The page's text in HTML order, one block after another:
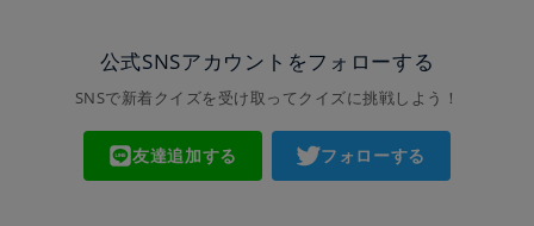
公式SNSアカウントをフォローする
SNSで新着クイズを受け取ってクイズに挑戦しよう！
友達追加する フォローする